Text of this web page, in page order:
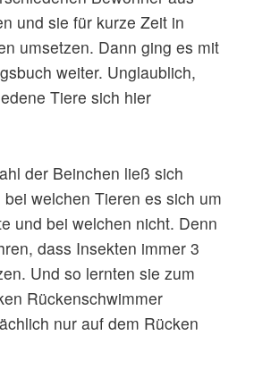
und sie für kurze Zeit in
umsetzen. Dann ging es mit
weiter. Unglaublich,
Tiere sich hier
der Beinchen ließ sich
welchen Tieren es sich um
und bei welchen nicht. Denn
dass Insekten immer 3
Und so lernten sie zum
Rückenschwimmer
nur auf dem Rücken